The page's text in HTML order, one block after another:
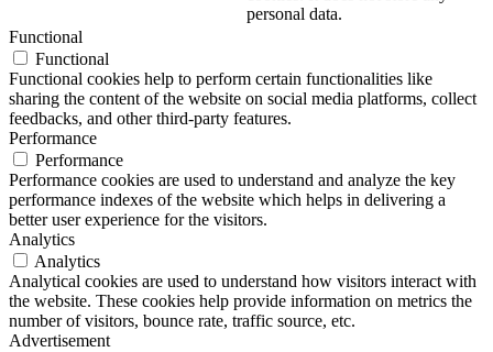
personal data.
Functional
Functional
Functional cookies help to perform certain functionalities like
sharing the content of the website on social media platforms, collect
feedbacks, and other third-party features.
Performance
Performance
Performance cookies are used to understand and analyze the key
performance indexes of the website which helps in delivering a
better user experience for the visitors.
Analytics
Analytics
Analytical cookies are used to understand how visitors interact with
the website. These cookies help provide information on metrics the
number of visitors, bounce rate, traffic source, etc.
Advertisement